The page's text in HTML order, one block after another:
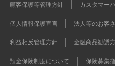
顧客保護等管理方針 カスタマー
個人情報保護宣言 法人等のお客
利益相反管理方針 金融商品勧誘
預金保険制度について 保険募集